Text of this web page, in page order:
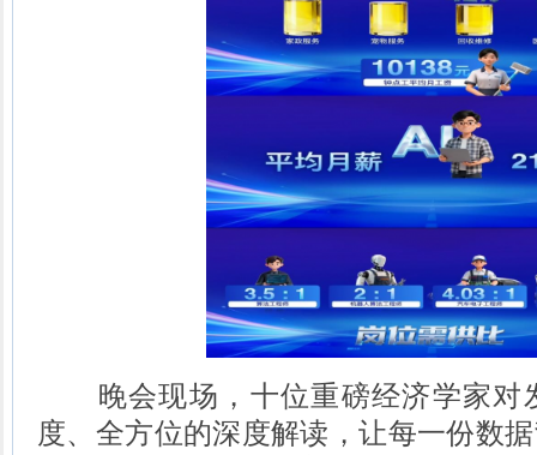
晚会现场，十位重磅经济学家对
度、全方位的深度解读，让每一份数